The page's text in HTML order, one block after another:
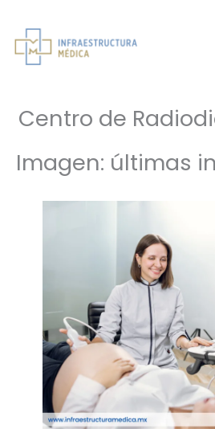
contenido
Centro de
Imagen: últimas